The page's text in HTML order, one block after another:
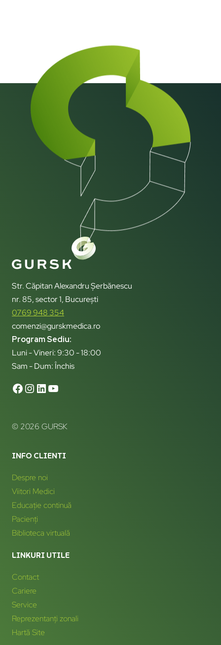
Str. Căpitan Alexandru Șerbănescu
nr. 85, sector 1, București
0769 948 354
comenzi@gurskmedica.ro
Program Sediu:
Luni - Vineri: 9:30 - 18:00
Sam - Dum: Închis
© 2026 GURSK
INFO CLIENTI
Despre noi
Viitori Medici
Educație continuă
Pacienți
Biblioteca virtuală
LINKURI UTILE
Contact
Cariere
Service
Reprezentanți zonali
Hartă Site